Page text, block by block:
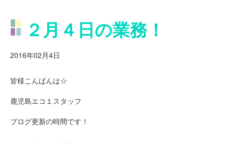
２月４日の業務！
2016年02月4日
皆様こんばんは☆
鹿児島エコ１スタッフ
ブログ更新の時間です！